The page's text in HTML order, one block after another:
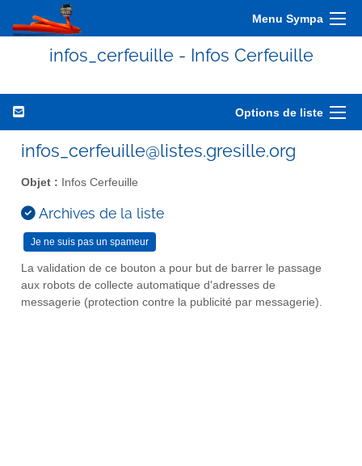
Menu Sympa
infos_cerfeuille - Infos Cerfeuille
Options de liste
infos_cerfeuille@listes.gresille.org
Objet : Infos Cerfeuille
Archives de la liste
La validation de ce bouton a pour but de barrer le passage
aux robots de collecte automatique d'adresses de
messagerie (protection contre la publicité par messagerie).